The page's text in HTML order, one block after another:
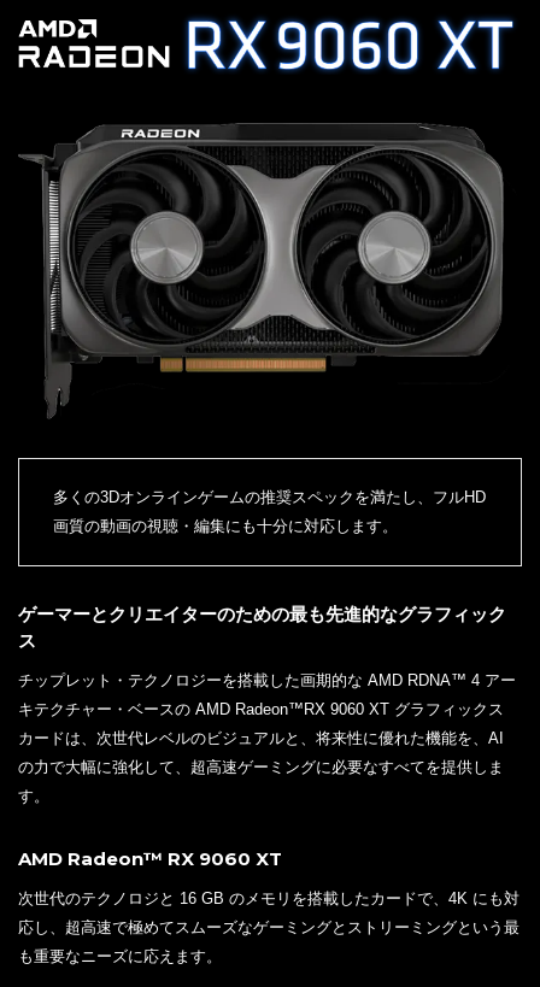
多くの3Dオンラインゲームの推奨スペックを満たし、フルHD
画質の動画の視聴・編集にも十分に対応します。
ゲーマーとクリエイターのための最も先進的なグラフィック
ス
チップレット・テクノロジーを搭載した画期的な AMD RDNA™ 4 アー
キテクチャー・ベースの AMD Radeon™RX 9060 XT グラフィックス
カードは、次世代レベルのビジュアルと、将来性に優れた機能を、AI
の力で大幅に強化して、超高速ゲーミングに必要なすべてを提供しま
す。
AMD Radeon™ RX 9060 XT
次世代のテクノロジと 16 GB のメモリを搭載したカードで、4K にも対
応し、超高速で極めてスムーズなゲーミングとストリーミングという最
も重要なニーズに応えます。